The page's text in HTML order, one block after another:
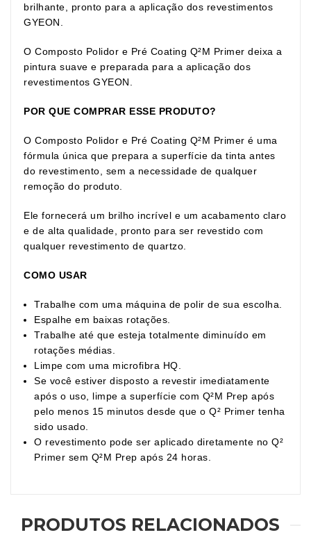
brilhante, pronto para a aplicação dos revestimentos
GYEON.
O Composto Polidor e Pré Coating Q²M Primer deixa a
pintura suave e preparada para a aplicação dos
revestimentos GYEON.
POR QUE COMPRAR ESSE PRODUTO?
O Composto Polidor e Pré Coating Q²M Primer é uma
fórmula única que prepara a superfície da tinta antes
do revestimento, sem a necessidade de qualquer
remoção do produto.
Ele fornecerá um brilho incrível e um acabamento claro
e de alta qualidade, pronto para ser revestido com
qualquer revestimento de quartzo.
COMO USAR
Trabalhe com uma máquina de polir de sua escolha.
Espalhe em baixas rotações.
Trabalhe até que esteja totalmente diminuído em
rotações médias.
Limpe com uma microfibra HQ.
Se você estiver disposto a revestir imediatamente
após o uso, limpe a superfície com Q²M Prep após
pelo menos 15 minutos desde que o Q² Primer tenha
sido usado.
O revestimento pode ser aplicado diretamente no Q²
Primer sem Q²M Prep após 24 horas.
PRODUTOS RELACIONADOS